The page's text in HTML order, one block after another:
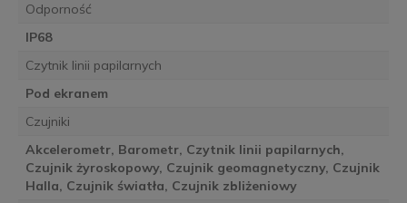
Odporność
IP68
Czytnik linii papilarnych
Pod ekranem
Czujniki
Akcelerometr, Barometr, Czytnik linii papilarnych,
Czujnik żyroskopowy, Czujnik geomagnetyczny, Czujnik
Halla, Czujnik światła, Czujnik zbliżeniowy